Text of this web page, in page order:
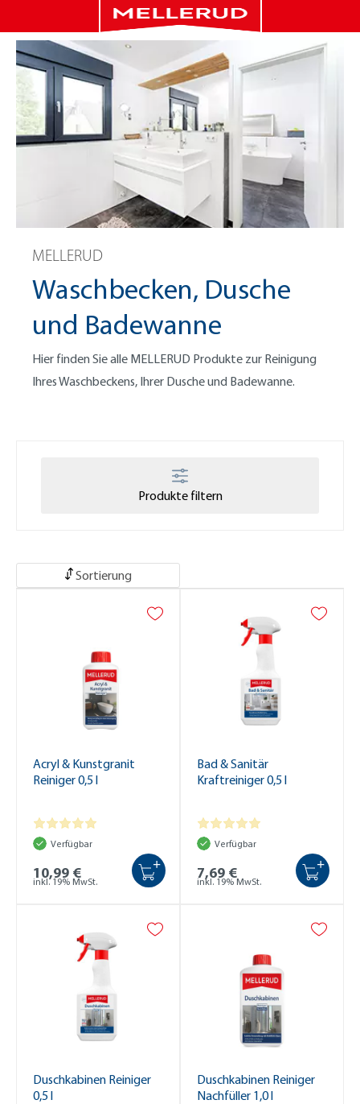
MELLERUD
Waschbecken, Dusche
und Badewanne
Hier finden Sie alle MELLERUD Produkte zur Reinigung
Ihres Waschbeckens, Ihrer Dusche und Badewanne.
Produkte filtern
Sortierung
Acryl & Kunstgranit
Reiniger 0,5 l
Verfügbar
10,99 €
inkl. 19% MwSt.
+
Bad & Sanitär
Kraftreiniger 0,5 l
Verfügbar
7,69 €
inkl. 19% MwSt.
+
Duschkabinen Reiniger
0,5 l
Duschkabinen Reiniger
Nachfüller 1,0 l